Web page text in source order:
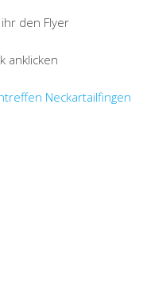
den Flyer
anklicken
Neckartailfingen